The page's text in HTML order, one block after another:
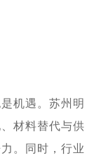
机遇。苏州明
材料替代与供
。同时，行业